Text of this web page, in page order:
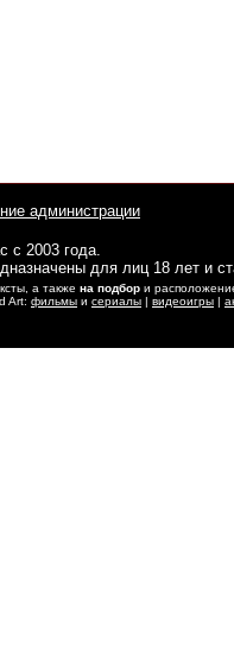
администрации
с 2003 года.
для лиц 18 лет и
а также на подбор и
Art: фильмы и сериалы | видеоигры |